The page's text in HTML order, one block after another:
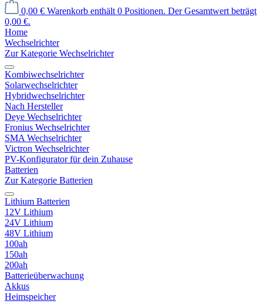
0,00 € Warenkorb enthält 0 Positionen. Der Gesamtwert beträgt
0,00 €.
Home
Wechselrichter
Zur Kategorie Wechselrichter
Kombiwechselrichter
Solarwechselrichter
Hybridwechselrichter
Nach Hersteller
Deye Wechselrichter
Fronius Wechselrichter
SMA Wechselrichter
Victron Wechselrichter
PV-Konfigurator für dein Zuhause
Batterien
Zur Kategorie Batterien
Lithium Batterien
12V Lithium
24V Lithium
48V Lithium
100ah
150ah
200ah
Batterieüberwachung
Akkus
Heimspeicher